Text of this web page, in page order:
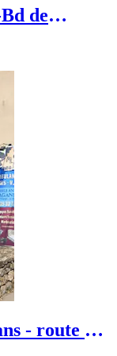
de
- route du